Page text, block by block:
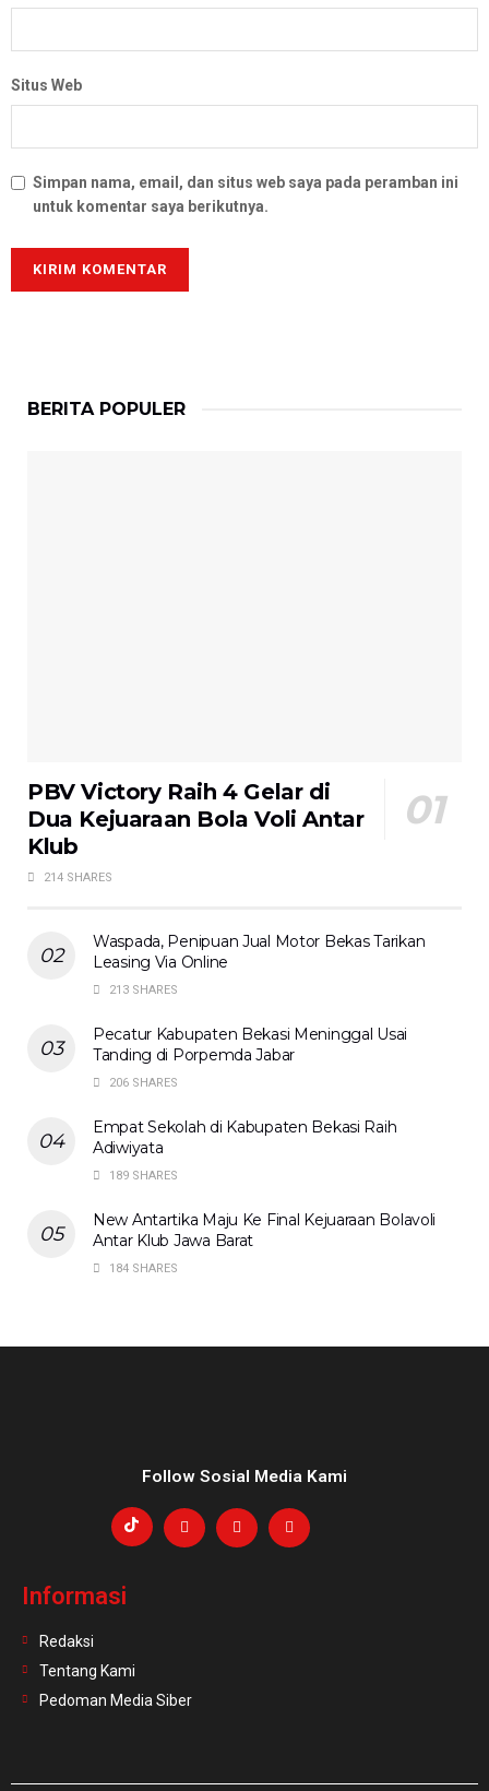
Situs Web
Simpan nama, email, dan situs web saya pada peramban ini
untuk komentar saya berikutnya.
BERITA POPULER
PBV Victory Raih 4 Gelar di
Dua Kejuaraan Bola Voli Antar
Klub
214 SHARES
Waspada, Penipuan Jual Motor Bekas Tarikan
Leasing Via Online
213 SHARES
Pecatur Kabupaten Bekasi Meninggal Usai
Tanding di Porpemda Jabar
206 SHARES
Empat Sekolah di Kabupaten Bekasi Raih
Adiwiyata
189 SHARES
New Antartika Maju Ke Final Kejuaraan Bolavoli
Antar Klub Jawa Barat
184 SHARES
Follow Sosial Media Kami
Informasi
Redaksi
Tentang Kami
Pedoman Media Siber